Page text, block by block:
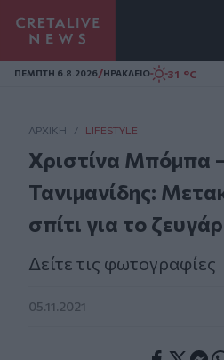
Homepage
ΠΕΜΠΤΗ 6.8.2026/ΗΡΑΚΛΕΙΟ 31 °C
ΑΡΧΙΚΗ / LIFESTYLE
Χριστίνα Μπόμπα
Τανιμανίδης:
σπίτι για το
Δείτε τις φωτογραφίες
05.11.2021